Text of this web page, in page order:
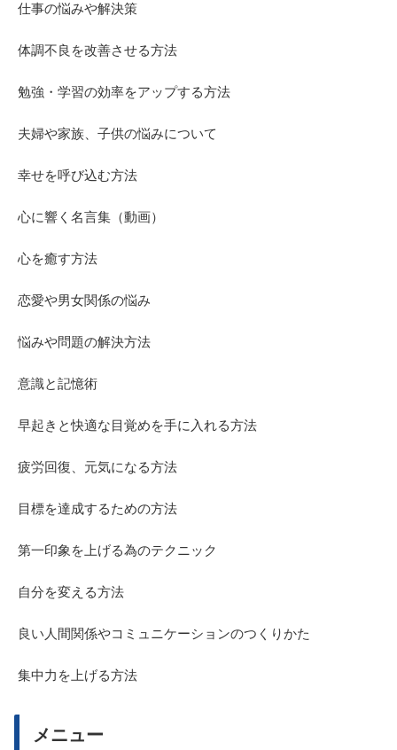
仕事の悩みや解決策
体調不良を改善させる方法
勉強・学習の効率をアップする方法
夫婦や家族、子供の悩みについて
幸せを呼び込む方法
心に響く名言集（動画）
心を癒す方法
恋愛や男女関係の悩み
悩みや問題の解決方法
意識と記憶術
早起きと快適な目覚めを手に入れる方法
疲労回復、元気になる方法
目標を達成するための方法
第一印象を上げる為のテクニック
自分を変える方法
良い人間関係やコミュニケーションのつくりかた
集中力を上げる方法
メニュー